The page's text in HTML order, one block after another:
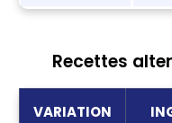
Recettes
VARIATION